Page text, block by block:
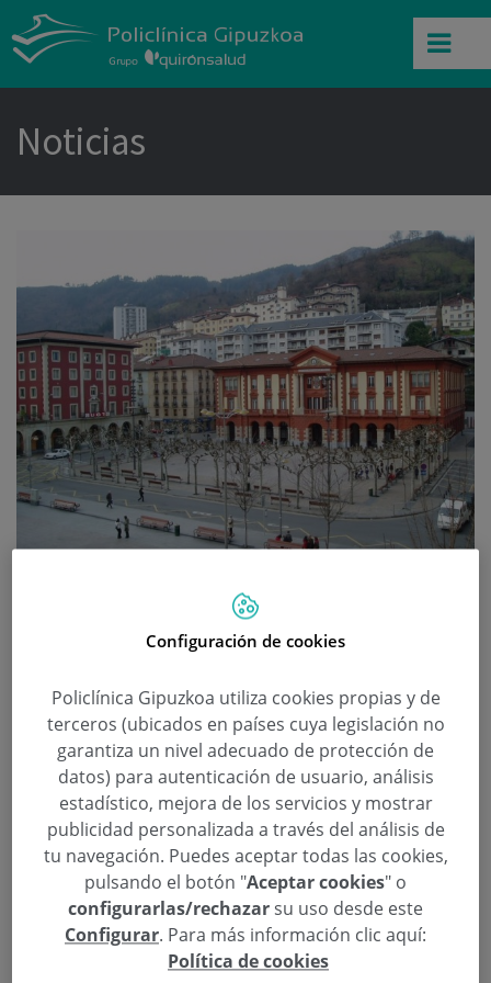
Noticias
La Unidad del Pie de Policlínica
Gipuzkoa realizará estudios de la
Eibar
Categoría:Actividades,Eibar,Podología ,Unidad
del Pie
10 de Septiembre de 2015
Antonio Martínez Ortiz,Carmen Fernández,estudio,pisada, plantillas,
Podoactiva
La Unidad del Pie de Policlínica Gipuzkoa y
Podoactiva realizará este sábado, 12 de
septiembre, estudios de la pisada gratuitos en un
Configuración de cookies
Policlínica Gipuzkoa utiliza cookies propias y de
terceros (ubicados en países cuya legislación no
garantiza un nivel adecuado de protección de
datos) para autenticación de usuario, análisis
estadístico, mejora de los servicios y mostrar
publicidad personalizada a través del análisis de
tu navegación. Puedes aceptar todas las cookies,
pulsando el botón "Aceptar cookies" o
configurarlas/rechazarsu uso desde este
Configurar. Para más información clic aquí:
Política de cookies